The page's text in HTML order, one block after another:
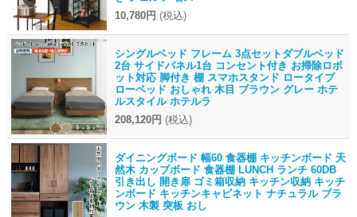
10,780円 (税込)
シングルベッド フレーム 3点セットダブルベッド
2台 サイドパネル1台 コンセント付き お掃除ロボ
ット対応 脚付き 棚 スマホスタンド ロータイプ
ローベッド おしゃれ 木目 ブラウン グレー ホテ
ルスタイル ホテルラ
208,120円 (税込)
ダイニングボード 幅60 食器棚 キッチンボード 天
然木 カップボード 食器棚 LUNCH ランチ 60DB
引き出し 開き扉 ゴミ箱収納 キッチン収納 キッチ
ンボード キッチンキャビネット ナチュラル ブラ
ウン 木製 突板 おし